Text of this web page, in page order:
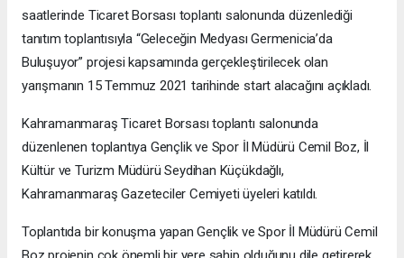
saatlerinde Ticaret Borsası toplantı salonunda düzenlediği
tanıtım toplantısıyla “Geleceğin Medyası Germenicia’da
Buluşuyor” projesi kapsamında gerçekleştirilecek olan
yarışmanın 15 Temmuz 2021 tarihinde start alacağını açıkladı.
Kahramanmaraş Ticaret Borsası toplantı salonunda
düzenlenen toplantıya Gençlik ve Spor İl Müdürü Cemil Boz, İl
Kültür ve Turizm Müdürü Seydihan Küçükdağlı,
Kahramanmaraş Gazeteciler Cemiyeti üyeleri katıldı.
Toplantıda bir konuşma yapan Gençlik ve Spor İl Müdürü Cemil